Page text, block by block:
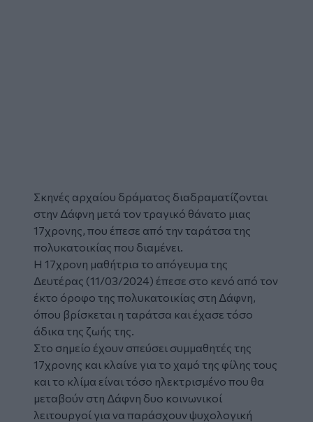
Σκηνές αρχαίου δράματος διαδραματίζονται
στην Δάφνη μετά τον τραγικό θάνατο μιας
17χρονης, που έπεσε από την ταράτσα της
πολυκατοικίας που διαμένει.
Η 17χρονη μαθήτρια το απόγευμα της
Δευτέρας (11/03/2024) έπεσε στο κενό από τον
έκτο όροφο της πολυκατοικίας στη Δάφνη,
όπου βρίσκεται η ταράτσα και έχασε τόσο
άδικα της ζωής της.
Στο σημείο έχουν σπεύσει συμμαθητές της
17χρονης και κλαίνε για το χαμό της φίλης τους
και το κλίμα είναι τόσο ηλεκτρισμένο που θα
μεταβούν στη Δάφνη δυο κοινωνικοί
λειτουργοί για να παράσχουν ψυχολογική